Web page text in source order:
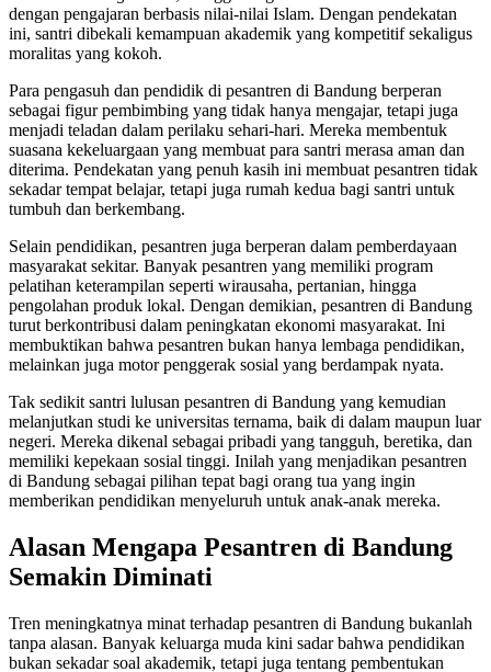
dengan pengajaran berbasis nilai-nilai Islam. Dengan pendekatan
ini, santri dibekali kemampuan akademik yang kompetitif sekaligus
moralitas yang kokoh.
Para pengasuh dan pendidik di pesantren di Bandung berperan
sebagai figur pembimbing yang tidak hanya mengajar, tetapi juga
menjadi teladan dalam perilaku sehari-hari. Mereka membentuk
suasana kekeluargaan yang membuat para santri merasa aman dan
diterima. Pendekatan yang penuh kasih ini membuat pesantren tidak
sekadar tempat belajar, tetapi juga rumah kedua bagi santri untuk
tumbuh dan berkembang.
Selain pendidikan, pesantren juga berperan dalam pemberdayaan
masyarakat sekitar. Banyak pesantren yang memiliki program
pelatihan keterampilan seperti wirausaha, pertanian, hingga
pengolahan produk lokal. Dengan demikian, pesantren di Bandung
turut berkontribusi dalam peningkatan ekonomi masyarakat. Ini
membuktikan bahwa pesantren bukan hanya lembaga pendidikan,
melainkan juga motor penggerak sosial yang berdampak nyata.
Tak sedikit santri lulusan pesantren di Bandung yang kemudian
melanjutkan studi ke universitas ternama, baik di dalam maupun luar
negeri. Mereka dikenal sebagai pribadi yang tangguh, beretika, dan
memiliki kepekaan sosial tinggi. Inilah yang menjadikan pesantren
di Bandung sebagai pilihan tepat bagi orang tua yang ingin
memberikan pendidikan menyeluruh untuk anak-anak mereka.
Alasan Mengapa Pesantren di Bandung
Semakin Diminati
Tren meningkatnya minat terhadap pesantren di Bandung bukanlah
tanpa alasan. Banyak keluarga muda kini sadar bahwa pendidikan
bukan sekadar soal akademik, tetapi juga tentang pembentukan